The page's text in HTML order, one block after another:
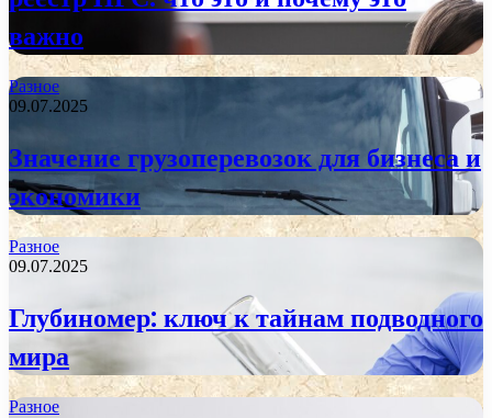
важно
Разное
09.07.2025
Значение грузоперевозок для бизнеса и
экономики
Разное
09.07.2025
Глубиномер: ключ к тайнам подводного
мира
Разное